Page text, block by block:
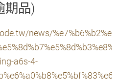
期品)
news/
a6s-4-